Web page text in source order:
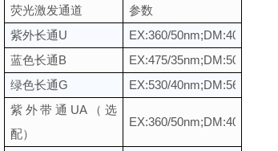
荧光激发通道
参数
紫外长通U
EX:360/
蓝色长通B
EX:475/
绿色长通G
EX:530/
紫外带通UA（选
配）
EX:360/